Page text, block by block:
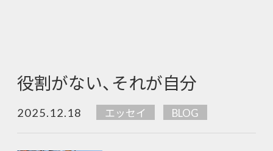
役割がない、それが自分
2025.12.18 エッセイ BLOG